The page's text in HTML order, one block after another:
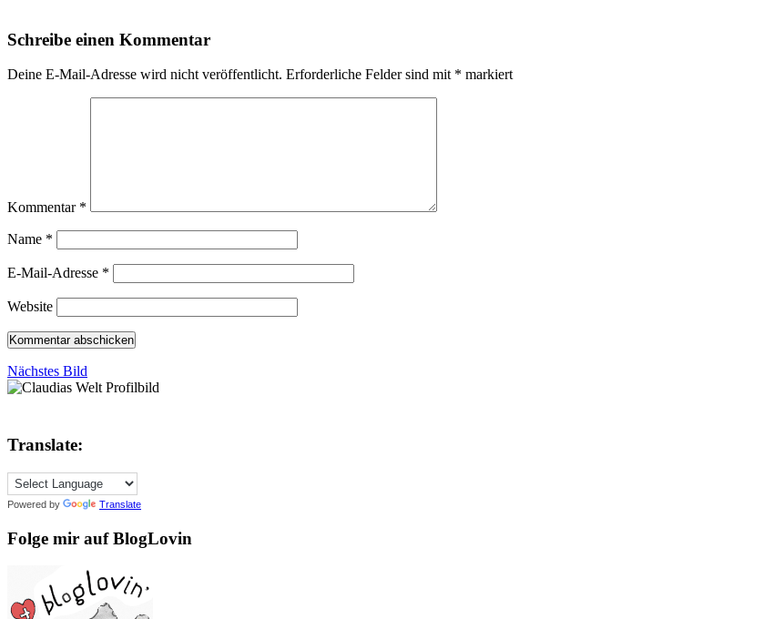
Schreibe einen Kommentar
Deine E-Mail-Adresse wird nicht veröffentlicht. Erforderliche Felder sind mit * markiert
Kommentar *
Name *
E-Mail-Adresse *
Website
Nächstes Bild
Translate:
Powered by Translate
Folge mir auf BlogLovin